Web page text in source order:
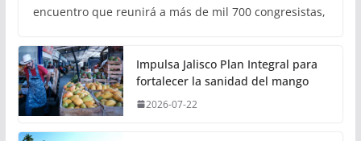
encuentro que reunirá a más de mil 700 congresistas,
Impulsa Jalisco Plan Integral para
fortalecer la sanidad del mango
2026-07-22